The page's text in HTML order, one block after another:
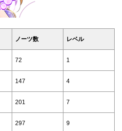
ノーツ数 レベル
72 1
147 4
201 7
297 9